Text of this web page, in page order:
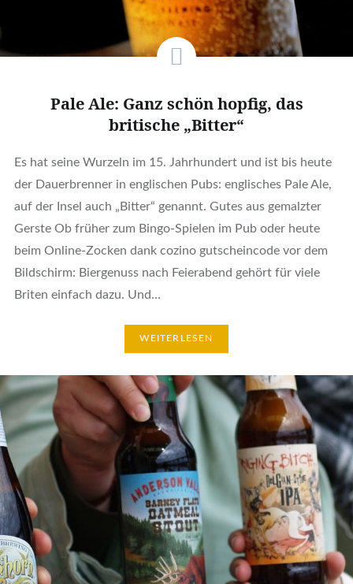
Pale Ale: Ganz schön hopfig, das
britische „Bitter“
Es hat seine Wurzeln im 15. Jahrhundert und ist bis heute
der Dauerbrenner in englischen Pubs: englisches Pale Ale,
auf der Insel auch „Bitter“ genannt. Gutes aus gemalzter
Gerste Ob früher zum Bingo-Spielen im Pub oder heute
beim Online-Zocken dank cozino gutscheincode vor dem
Bildschirm: Biergenuss nach Feierabend gehört für viele
Briten einfach dazu. Und…
WEITERLESEN